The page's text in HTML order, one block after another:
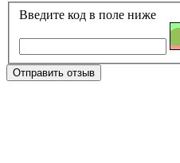
Введите код в поле ниже
Отправить отзыв